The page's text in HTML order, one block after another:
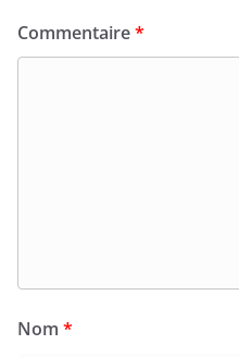
Commentaire*
Nom *